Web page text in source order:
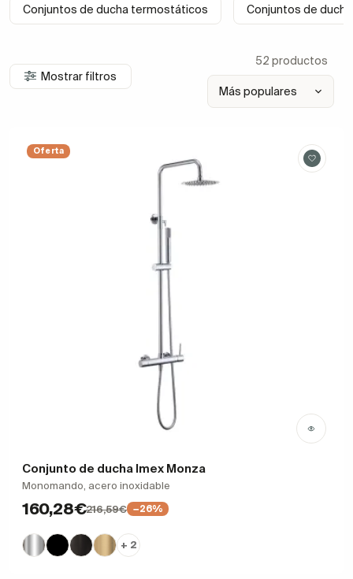
Conjuntos de ducha termostáticos Conjuntos de
Mostrar filtros
52 productos
Oferta
Conjunto de ducha Imex Monza
Monomando, acero inoxidable
160,28€216,59€ −26%
+ 2